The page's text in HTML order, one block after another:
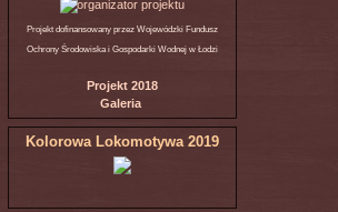
Projekt dofinansowany przez Wojewódzki Fundusz
Ochrony Środowiska i Gospodarki Wodnej w Łodzi
Projekt 2018
Galeria
Kolorowa Lokomotywa 2019